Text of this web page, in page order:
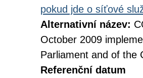
pokud jde o síťové
Alternativní název:
October 2009
Parliament and of the
Referenční datum